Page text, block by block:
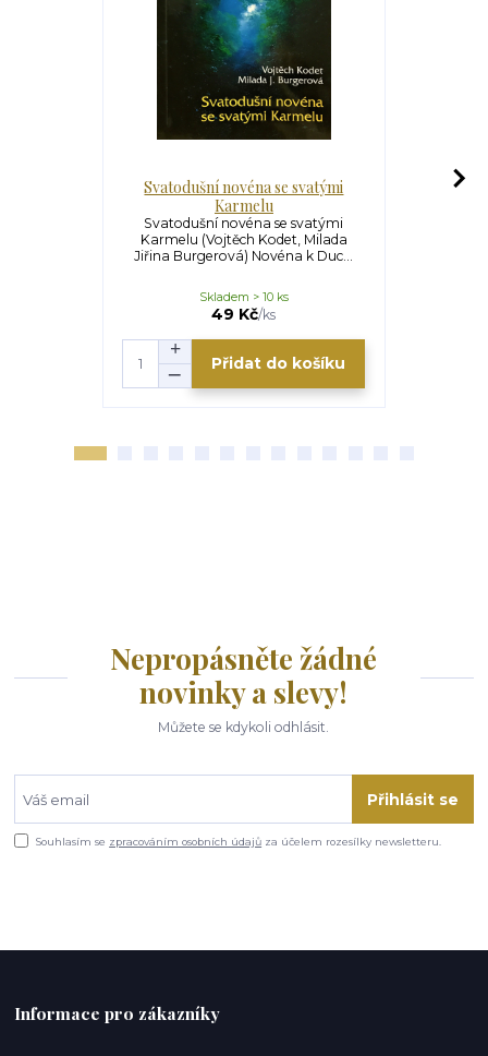
Svatodušní novéna se svatými
Karmelu
Svatodušní novéna se svatými
Karmelu (Vojtěch Kodet, Milada
Jiřina Burgerová) Novéna k Duc...
49 Kč/ks
Skladem > 10 ks
Přidat do košíku
Novéna k
Nepropásněte žádné
novinky a slevy!
Můžete se kdykoli odhlásit.
Přihlásit se
Souhlasím se zpracováním osobních údajů za účelem rozesílky newsletteru.
Informace pro zákazníky